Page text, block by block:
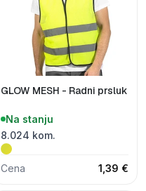
GLOW MESH - Radni prsluk
Na stanju
8.024 kom.
Cena 1,39 €